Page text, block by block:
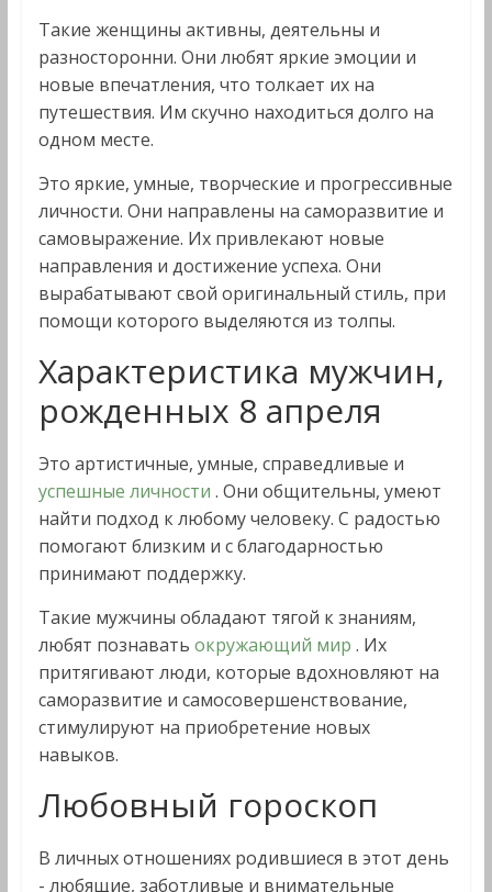
Такие женщины активны, деятельны и
разносторонни. Они любят яркие эмоции и
новые впечатления, что толкает их на
путешествия. Им скучно находиться долго на
одном месте.
Это яркие, умные, творческие и прогрессивные
личности. Они направлены на саморазвитие и
самовыражение. Их привлекают новые
направления и достижение успеха. Они
вырабатывают свой оригинальный стиль, при
помощи которого выделяются из толпы.
Характеристика мужчин,
рожденных 8 апреля
Это артистичные, умные, справедливые и
успешные личности . Они общительны, умеют
найти подход к любому человеку. С радостью
помогают близким и с благодарностью
принимают поддержку.
Такие мужчины обладают тягой к знаниям,
любят познавать окружающий мир . Их
притягивают люди, которые вдохновляют на
саморазвитие и самосовершенствование,
стимулируют на приобретение новых
навыков.
Любовный гороскоп
В личных отношениях родившиеся в этот день
- любящие, заботливые и внимательные